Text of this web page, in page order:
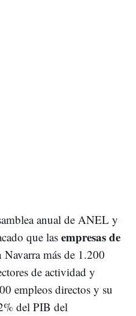
anual de ANEL y
que lasempresas de
Navarra más de 1.200
de actividad y
empleos directos y su
del PIB del